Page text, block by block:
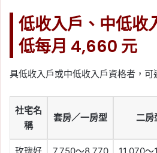
低收入戶、中低收
低每月 4,660 元
具低收入戶或中低收入戶資格者，可
社宅名
稱
套房／一房型 二房